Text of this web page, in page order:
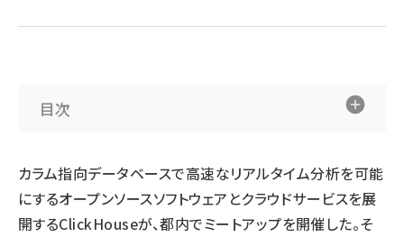
目次
カラム指向データベースで高速なリアルタイム分析を可能
にするオープンソースソフトウェアとクラウドサービスを展
開するClickHouseが、都内でミートアップを開催した。そ